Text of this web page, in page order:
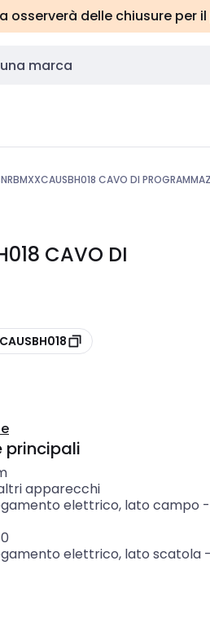
osserverà delle chiusure per
CAVO DI
CAVO DI
principali
apparecchi
elettrico, lato campo -
0
elettrico, lato scatola-